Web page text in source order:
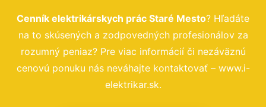
Cenník elektrikárskych prác Staré Mesto? Hľadáte
na to skúsených a zodpovedných profesionálov za
rozumný peniaz? Pre viac informácií či nezáväznú
cenovú ponuku nás neváhajte kontaktovať – www.i-
elektrikar.sk.